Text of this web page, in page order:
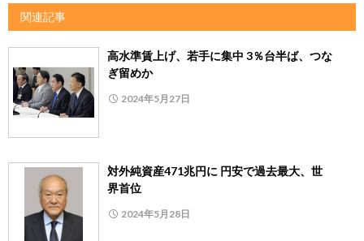
関連記事
高水準賃上げ、若手に集中 3％台半ば、つな
ぎ留めか
2024年5月27日
対外純資産471兆円に 円安で過去最大、世
界首位
2024年5月28日